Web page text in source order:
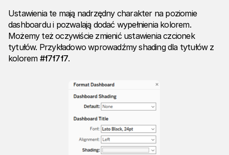
Ustawienia te mają nadrzędny charakter na poziomie
dashboardu i pozwalają dodać wypełnienia kolorem.
Możemy też oczywiście zmienić ustawienia czcionek
tytułów. Przykładowo wprowadźmy shading dla tytułów z
kolorem #f7f7f7.